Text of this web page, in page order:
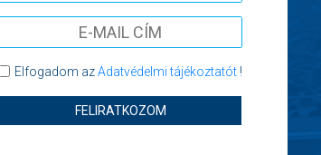
Elfogadom azAdatvédelmi tájékoztatót!
FELIRATKOZOM